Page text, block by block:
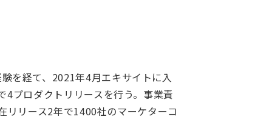
を経て、2021年4月エキサイトに入
4プロダクトリリースを行う。事業責
リース2年で1400社のマーケターコ